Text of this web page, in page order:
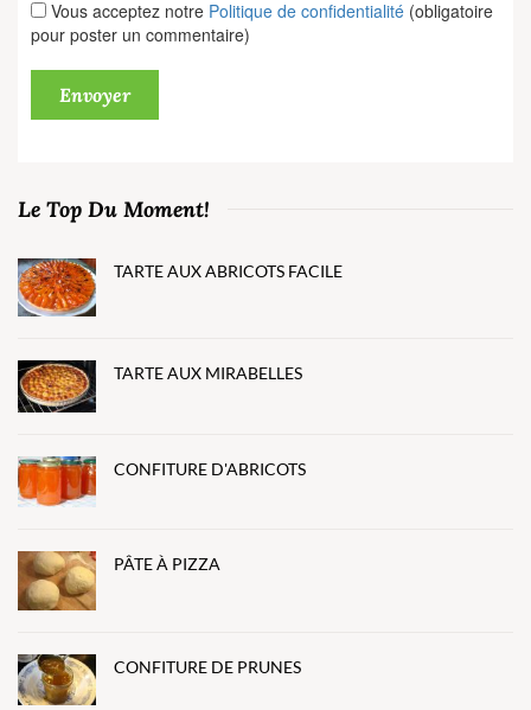
Vous acceptez notre Politique de confidentialité (obligatoire
pour poster un commentaire)
Le Top Du Moment!
TARTE AUX ABRICOTS FACILE
TARTE AUX MIRABELLES
CONFITURE D'ABRICOTS
PÂTE À PIZZA
CONFITURE DE PRUNES